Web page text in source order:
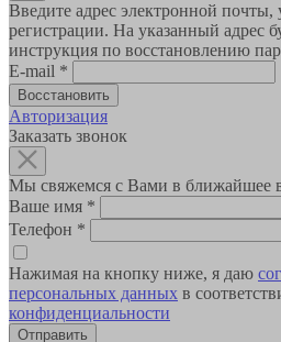
Введите адрес электронной почты,
регистрации. На указанный адрес
инструкция по восстановлению
E-mail *
Авторизация
Заказать звонок
Мы свяжемся с Вами в ближайшее
Ваше имя *
Телефон *
Нажимая на кнопку ниже, я даю
персональных данных в
конфиденциальности